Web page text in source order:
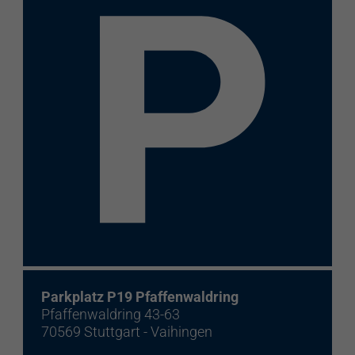
Elektroladestation
re:charge-Karte
Parkplatz P19 Pfaffenwaldring
Pfaffenwaldring 43-63
70569 Stuttgart - Vaihingen